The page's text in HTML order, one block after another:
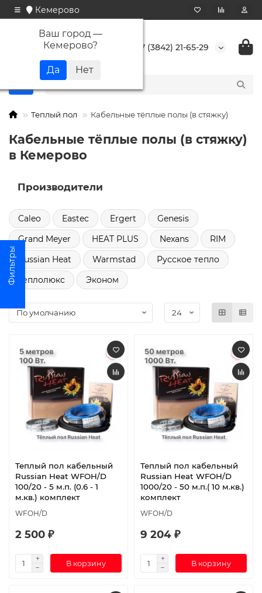
Кемерово
Ваш город —
Кемерово? +7 (3842) 21-65-29
Теплый пол Кабельные тёплые полы (в стяжку)
Кабельные тёплые полы (в стяжку)
в Кемерово
Производители
Caleo Eastec Ergert
Genesis
Grand Meyer
HEAT PLUS Nexans
RIM
Russian Heat
Warmstad
Русское тепло
Теплолюкс
Эконом
Теплый пол кабельный
Russian Heat WFOH/D
100/20 - 5 м.п. (0.6 - 1
м.кв.) комплект
WFOH/D
2 500 ₽
В корзину
Теплый пол кабельный
Russian Heat WFOH/D
1000/20 - 50 м.п.( 10 м.кв.)
комплект
WFOH/D
9 204 ₽
В корзину